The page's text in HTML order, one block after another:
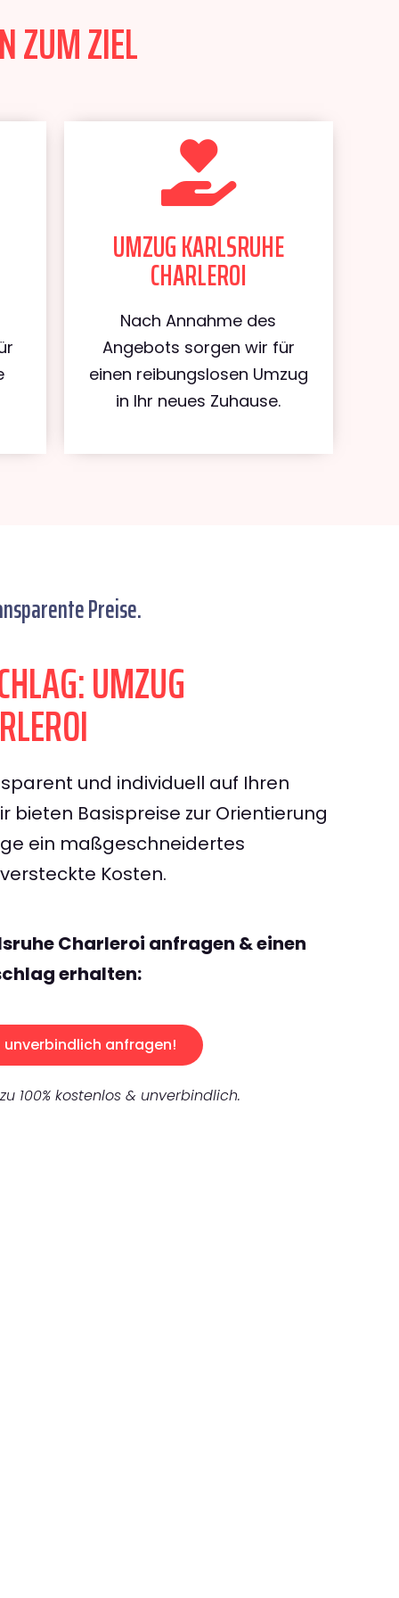
ZUM ZIEL
UMZUG KARLSRUHE
CHARLEROI
Nach Annahme des
Angebots sorgen wir für
einen reibungslosen Umzug
in Ihr neues Zuhause.
Preise.
UMZUG
und individuell auf Ihren
bieten Basispreise zur Orientierung
ein maßgeschneidertes
Kosten.
Charleroi anfragen & einen
erhalten:
unverbindlich anfragen!
100% kostenlos & unverbindlich.